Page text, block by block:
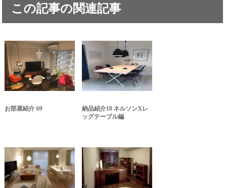
この記事の関連記事
お部屋紹介 69
納品紹介18 ネルソンXレ
ッグテーブル編